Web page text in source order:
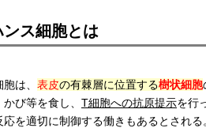
ス細胞とは
は、 表皮の有棘層に位置する樹状細胞
び等を食し、 T細胞への抗原提示を行
応を適切に制御する働きもあるとされる